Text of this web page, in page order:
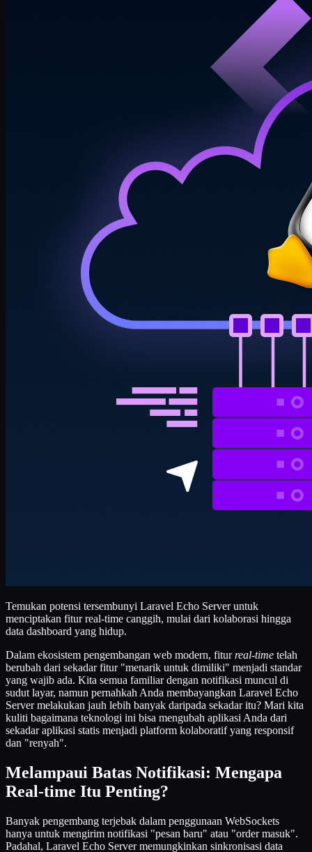
Temukan potensi tersembunyi Laravel Echo Server untuk
menciptakan fitur real-time canggih, mulai dari kolaborasi hingga
data dashboard yang hidup.
Dalam ekosistem pengembangan web modern, fiturreal-time telah
berubah dari sekadar fitur "menarik untuk dimiliki" menjadi standar
yang wajib ada. Kita semua familiar dengan notifikasi muncul di
sudut layar, namun pernahkah Anda membayangkan Laravel Echo
Server melakukan jauh lebih banyak daripada sekadar itu? Mari kita
kuliti bagaimana teknologi ini bisa mengubah aplikasi Anda dari
sekadar aplikasi statis menjadi platform kolaboratif yang responsif
dan "renyah".
Melampaui Batas Notifikasi: Mengapa
Real-time Itu Penting?
Banyak pengembang terjebak dalam penggunaan WebSockets
hanya untuk mengirim notifikasi "pesan baru" atau "order masuk".
Padahal, Laravel Echo Server memungkinkan sinkronisasi data